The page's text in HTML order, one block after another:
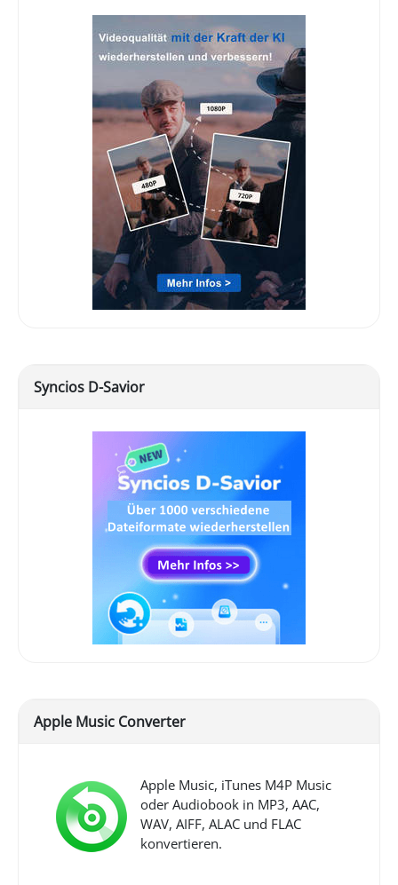
Syncios D-Savior
Apple Music Converter
Apple Music, iTunes M4P Music
oder Audiobook in MP3, AAC,
WAV, AIFF, ALAC und FLAC
konvertieren.